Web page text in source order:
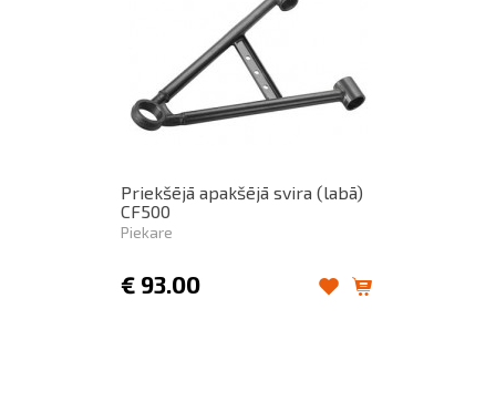
Priekšējā apakšējā svira (labā)
CF500
Piekare
€ 93.00